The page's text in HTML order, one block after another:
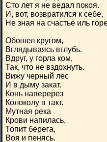
Сто лет я не ведал покоя.
И, вот, возвратился к себе,
Не зная на счастье иль
Обошел кругом,
Вглядываясь вглубь.
Вдруг, у горла ком,
Так, что не вздохнуть.
Вижу черный лес
И в дыму закат.
Конь наперерез
Колоколу в такт.
Мутная река
Крови напилась,
Топит берега,
Воя и пенясь.